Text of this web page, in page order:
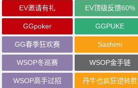
EV邀请有礼 EV顶级反馈60%
GGpoker GGPUKE
GG春季狂欢赛 Sashimi
WSOP冬巡赛 WSOP金手链
WSOP高手过招 丹牛也疯狂逆转胜